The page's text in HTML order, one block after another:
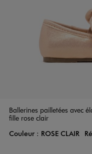
Ballerines pailletées avec
fille rose clair
Couleur
Couleur : ROSE CLAIR